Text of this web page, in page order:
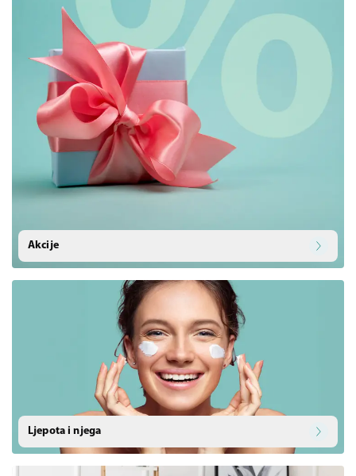
Akcije
Ljepota i njega